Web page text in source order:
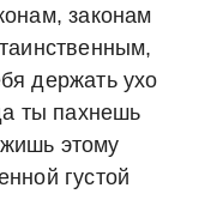
законам
держать ухо
ты пахнешь
этому
густой